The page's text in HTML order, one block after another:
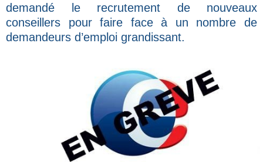
demandé le recrutement de nouveaux
conseillers pour faire face à un nombre de
demandeurs d’emploi grandissant.